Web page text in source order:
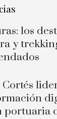
los
y
portuaria